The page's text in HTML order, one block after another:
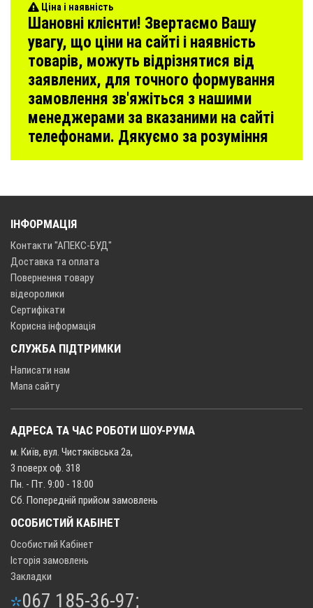
Ціна і наявність
Шановні клієнти! Звертаємо Вашу
увагу, що ціни на сайті і наявність
товарів, можуть відрізнятися від
заявлених, для точного формування
замовлення зв'яжіться з нашими
менеджерами за вказаними на сайті
телефонами. Дякуємо за розуміння
ІНФОРМАЦІЯ
Контакти "АПЕКС-БУД"
Доставка та оплата
Повернення товару
відеоролики
Сертифікати
Корисна інформація
СЛУЖБА ПІДТРИМКИ
Написати нам
Мапа сайту
АДРЕСА ТА ЧАС РОБОТИ ШОУ-РУМА
м. Київ, вул. Чистяківська 2а,
3 поверх оф. 318
Пн. - Пт. 9:00 - 18:00
Сб. Попередній прийом замовлень
ОСОБИСТИЙ КАБІНЕТ
Особистий Кабінет
Історія замовлень
Закладки
067 185-36-97;